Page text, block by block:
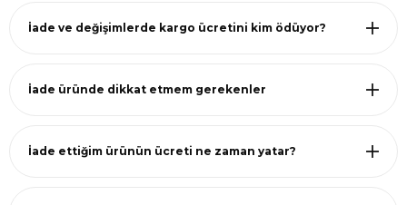
İade ve değişimlerde kargo ücretini kim ödüyor?
İade üründe dikkat etmem gerekenler
İade ettiğim ürünün ücreti ne zaman yatar?